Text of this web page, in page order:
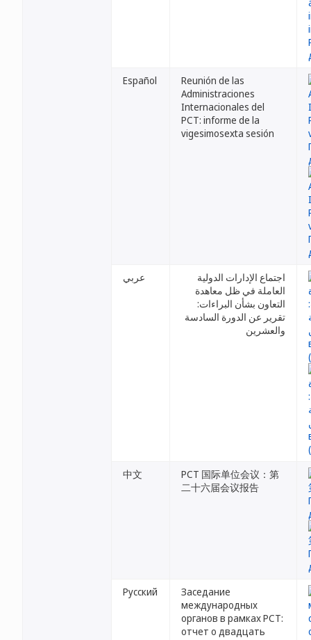
Español
Reunión de las
Administraciones
Internacionales del
PCT: informe de la
vigesimosexta sesión
عربي
اجتماع الإدارات الدولية
العاملة في ظل معاهدة
التعاون بشأن البراءات:
تقرير عن الدورة السادسة
والعشرين
中文
PCT 国际单位会议：第
二十六届会议报告
Русский
Заседание
международных
органов в рамках PCT:
отчет о двадцать